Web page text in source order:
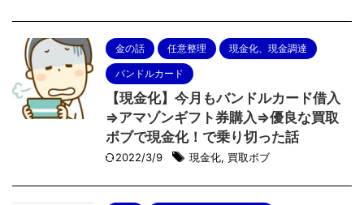
金の話 任意整理 現金化、現金調達
バンドルカード
【現金化】今月もバンドルカード借入
⇒アマゾンギフト券購入⇒優良な買取
ボブで現金化！で乗り切った話
2022/3/9 現金化, 買取ボブ